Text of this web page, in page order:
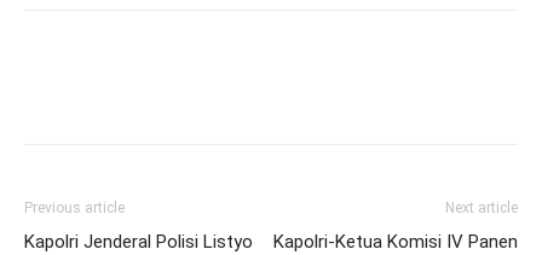
Previous article
Kapolri Jenderal Polisi Listyo
Next article
Kapolri-Ketua Komisi IV Panen